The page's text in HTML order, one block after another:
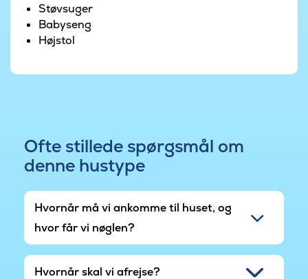
venner, vil dette hus give jer masser af plads til
at slappe af og nyde jeres ferieoplevelse.
Støvsuger
Babyseng
Højstol
Ofte stillede spørgsmål om
denne hustype
Hvornår må vi ankomme til huset, og
hvor får vi nøglen?
Hvornår skal vi afrejse?